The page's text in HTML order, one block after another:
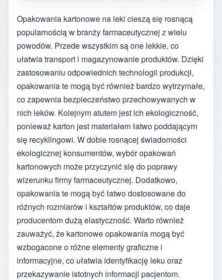
Opakowania kartonowe na leki cieszą się rosnącą
popularnością w branży farmaceutycznej z wielu
powodów. Przede wszystkim są one lekkie, co
ułatwia transport i magazynowanie produktów. Dzięki
zastosowaniu odpowiednich technologii produkcji,
opakowania te mogą być również bardzo wytrzymałe,
co zapewnia bezpieczeństwo przechowywanych w
nich leków. Kolejnym atutem jest ich ekologiczność,
ponieważ karton jest materiałem łatwo poddającym
się recyklingowi. W dobie rosnącej świadomości
ekologicznej konsumentów, wybór opakowań
kartonowych może przyczynić się do poprawy
wizerunku firmy farmaceutycznej. Dodatkowo,
opakowania te mogą być łatwo dostosowane do
różnych rozmiarów i kształtów produktów, co daje
producentom dużą elastyczność. Warto również
zauważyć, że kartonowe opakowania mogą być
wzbogacone o różne elementy graficzne i
informacyjne, co ułatwia identyfikację leku oraz
przekazywanie istotnych informacji pacjentom.